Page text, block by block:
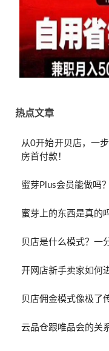
热点文章
从0开始开贝店，一
房首付款！
蜜芽Plus会员能做吗
蜜芽上的东西是真的
贝店是什么模式？一
开网店新手卖家如何
贝店佣金模式像极了
云品仓跟唯品会的关